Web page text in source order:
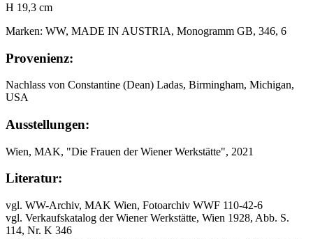
H 19,3 cm
Marken: WW, MADE IN AUSTRIA, Monogramm GB, 346, 6
Provenienz:
Nachlass von Constantine (Dean) Ladas, Birmingham, Michigan,
USA
Ausstellungen:
Wien, MAK, "Die Frauen der Wiener Werkstätte", 2021
Literatur:
vgl. WW-Archiv, MAK Wien, Fotoarchiv WWF 110-42-6
vgl. Verkaufskatalog der Wiener Werkstätte, Wien 1928, Abb. S.
114, Nr. K 346